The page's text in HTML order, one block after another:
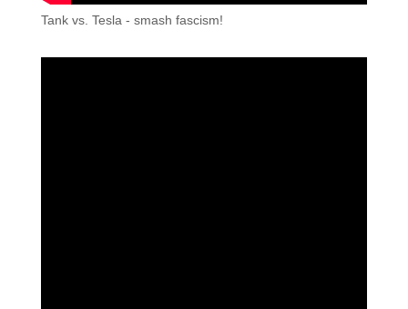
Tank vs. Tesla - smash fascism!